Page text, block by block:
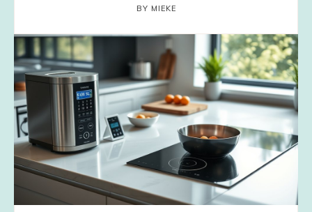
BY MIEKE